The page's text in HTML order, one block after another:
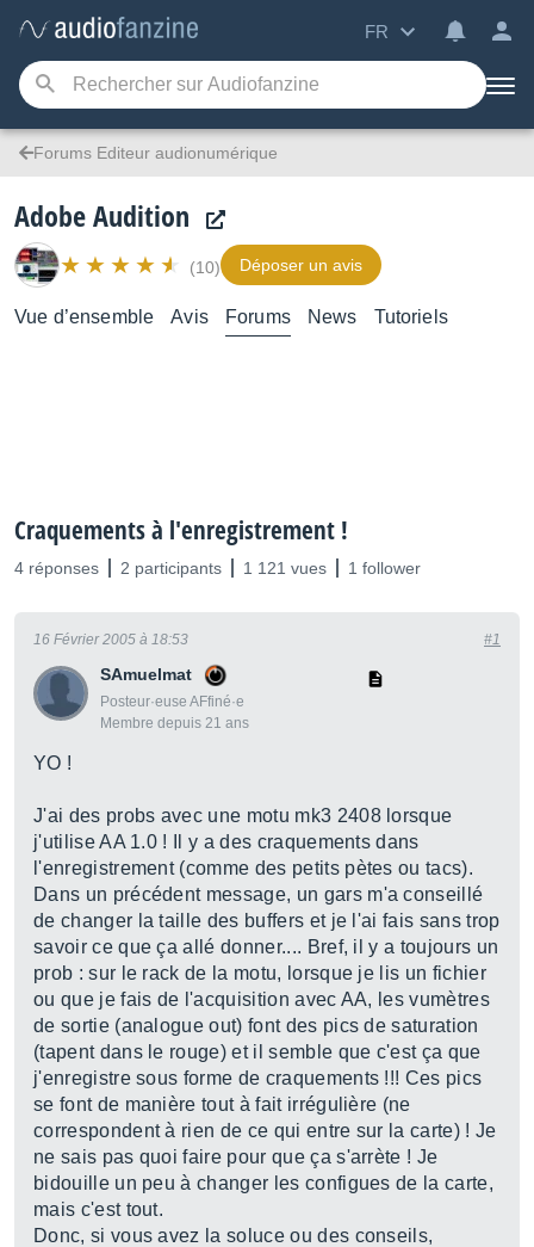
FR
Forums Editeur audionumérique
Adobe Audition
(10) Déposer un avis
Vue d’ensemble Avis Forums News Tutoriels
Craquements à l'enregistrement !
4 réponses 2 participants 1 121 vues 1 follower
SAmuelmat
Posteur·euse AFfiné·e
Membre depuis 21 ans
16 Février 2005 à 18:53 #1
YO !
J'ai des probs avec une motu mk3 2408 lorsque
j'utilise AA 1.0 ! Il y a des craquements dans
l'enregistrement (comme des petits pètes ou tacs).
Dans un précédent message, un gars m'a conseillé
de changer la taille des buffers et je l'ai fais sans trop
savoir ce que ça allé donner.... Bref, il y a toujours un
prob : sur le rack de la motu, lorsque je lis un fichier
ou que je fais de l'acquisition avec AA, les vumètres
de sortie (analogue out) font des pics de saturation
(tapent dans le rouge) et il semble que c'est ça que
j'enregistre sous forme de craquements !!! Ces pics
se font de manière tout à fait irrégulière (ne
correspondent à rien de ce qui entre sur la carte) ! Je
ne sais pas quoi faire pour que ça s'arrète ! Je
bidouille un peu à changer les configues de la carte,
mais c'est tout.
Donc, si vous avez la soluce ou des conseils,